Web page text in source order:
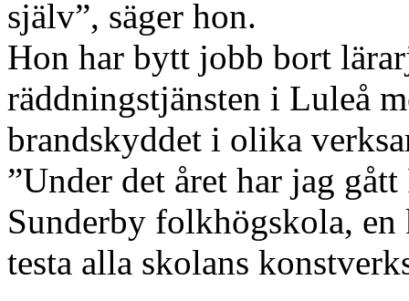
själv”, säger hon.
Hon har bytt jobb bort
räddningstjänsten i Luleå
brandskyddet i olika
”Under det året har jag
Sunderby folkhögskola,
testa alla skolans